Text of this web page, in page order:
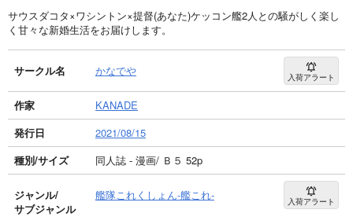
サウスダコタ×ワシントン×提督(あなた)ケッコン艦2人との騒がしく楽し
く甘々な新婚生活をお届けします。
サークル名 かなでや 入荷アラート
作家
KANADE
発行日
2021/08/15
種別/サイズ
同人誌 - 漫画/ Ｂ５ 52p
ジャンル/
サブジャンル
艦隊これくしょん-艦これ- 入荷アラート